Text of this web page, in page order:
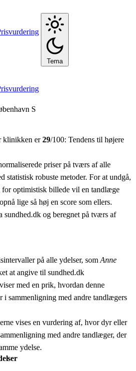
Tema
S
klinikken er29/100: Tendens til højere
priser på tværs af alle
statistisk robuste metoder. For at undgå,
for optimistisk billede vil en tandlæge
lige så høj en score som ellers.
sundhed.dk og beregnet på tværs af
på alle ydelser, som Anne
at angive til sundhed.dk
med en prik, hvordan denne
i sammenligning med andre tandlægers
vises en vurdering af, hvor dyr eller
med andre tandlæger, der
ydelse.